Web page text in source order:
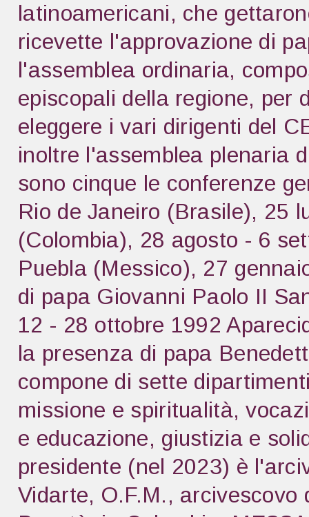
latinoamericani, che
ricevette l'approvazione di
l'assemblea ordinaria,
episcopali della regione, per
eleggere i vari dirigenti del
inoltre l'assemblea plenaria
sono cinque le conferenze
Rio de Janeiro (Brasile), 25
(Colombia), 28 agosto - 6
Puebla (Messico), 27
di papa Giovanni Paolo II
12 - 28 ottobre 1992
la presenza di papa
compone di sette
missione e spiritualità,
e educazione, giustizia e
presidente (nel 2023) è
Vidarte, O.F.M., arcivescovo